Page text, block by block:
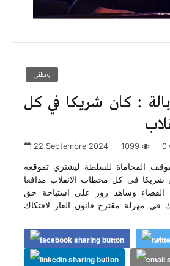
وطني
: كان شريكا في كل
22 Septembre 2024 1099 0
موقف المحاماة للسلطة ليشتري تموقعه
شريكا في كل محطات الانقلاب مدافعا
وشاهد زور على استباحة حق
في مهزلة مقترح قانون العار لافتكاك